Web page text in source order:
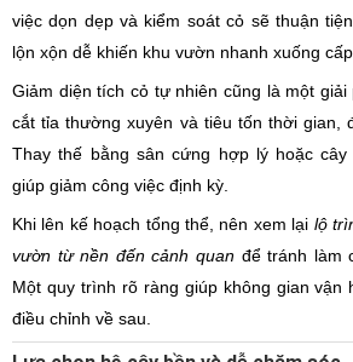
việc dọn dẹp và kiểm soát cỏ sẽ thuận
lộn xộn dễ khiến khu vườn nhanh xuống
Giảm diện tích cỏ tự nhiên cũng là một giải
cắt tỉa thường xuyên và tiêu tốn thời gian,
Thay thế bằng sân cứng hợp lý hoặc
giúp giảm công việc định kỳ.
Khi lên kế hoạch tổng thể, nên xem lại lộ
vườn từ nền đến cảnh quanđể tránh làm
Một quy trình rõ ràng giúp không gian vận
điều chỉnh về sau.